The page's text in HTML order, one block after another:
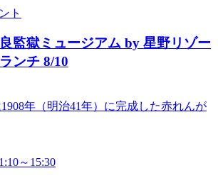
ト
監獄ミュージアム by 星野リゾー
ンチ 8/10
1908年（明治41年）に完成した赤れんが
～15:30